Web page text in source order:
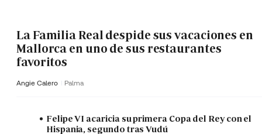
La Familia Real despide sus vacaciones en
Mallorca en uno de sus restaurantes
favoritos
Angie Calero Palma
Felipe VI acaricia su primera Copa del Rey con el
Hispania, segundo tras Vudú